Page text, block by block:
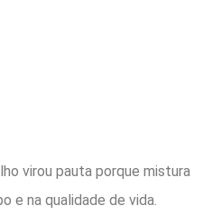
virou pauta porque mistura
e na qualidade de vida.